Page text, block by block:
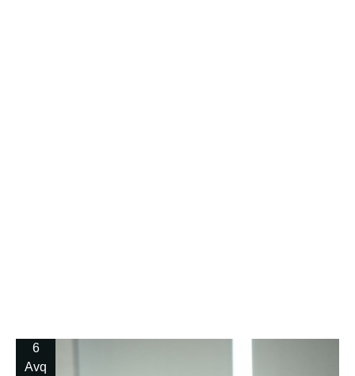
6
Avq